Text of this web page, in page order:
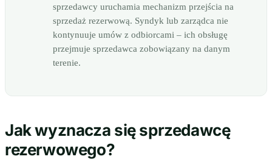
sprzedawcy uruchamia mechanizm przejścia na
sprzedaż rezerwową. Syndyk lub zarządca nie
kontynuuje umów z odbiorcami – ich obsługę
przejmuje sprzedawca zobowiązany na danym
terenie.
Jak wyznacza się sprzedawcę
rezerwowego?